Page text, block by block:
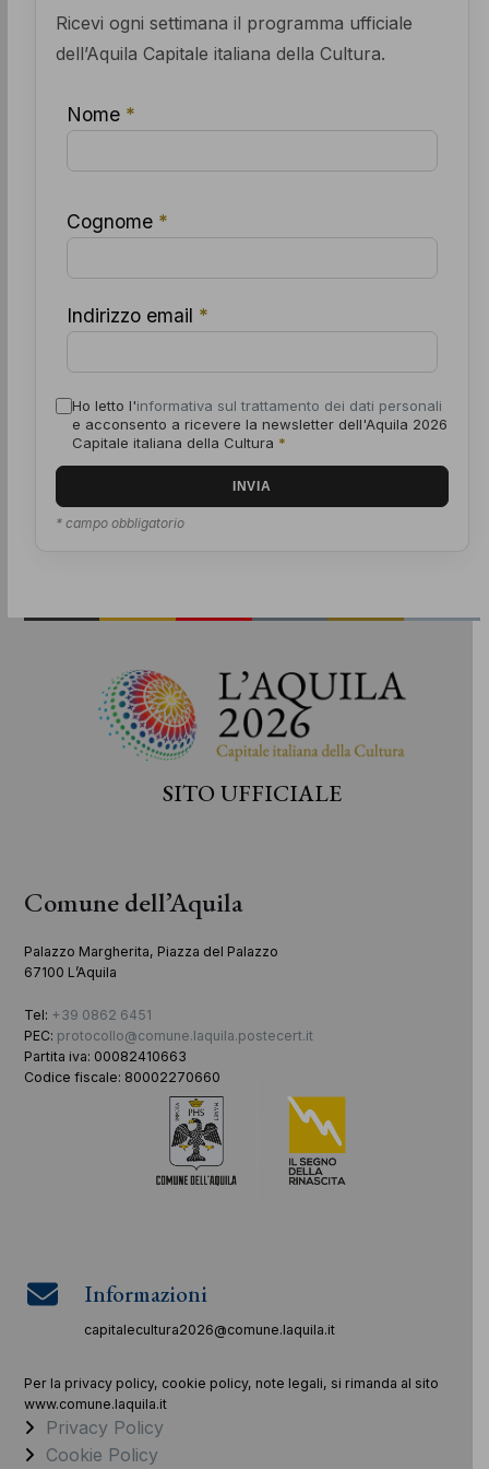
Ricevi ogni settimana il programma ufficiale
dell’Aquila Capitale italiana della Cultura.
Nome *
Cognome *
Indirizzo email *
Ho letto l'informativa sul trattamento dei dati personali
e acconsento a ricevere la newsletter dell'Aquila 2026
Capitale italiana della Cultura *
* campo obbligatorio
SITO UFFICIALE
Comune dell’Aquila
Palazzo Margherita, Piazza del Palazzo
67100 L’Aquila
Tel: +39 0862 6451
PEC: protocollo@comune.laquila.postecert.it
Partita iva: 00082410663
Codice fiscale: 80002270660
Informazioni
capitalecultura2026@comune.laquila.it
Per la privacy policy, cookie policy, note legali, si rimanda al sito
www.comune.laquila.it
Privacy Policy
Cookie Policy